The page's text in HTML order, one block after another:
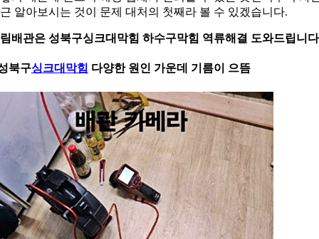
알아보시는 것이 문제 대처의 첫째라 볼 수 있겠습니다.
배관은 성북구싱크대막힘 하수구막힘 역류해결 도와드립니다
북구싱크대막힘 다양한 원인 가운데 기름이 으뜸